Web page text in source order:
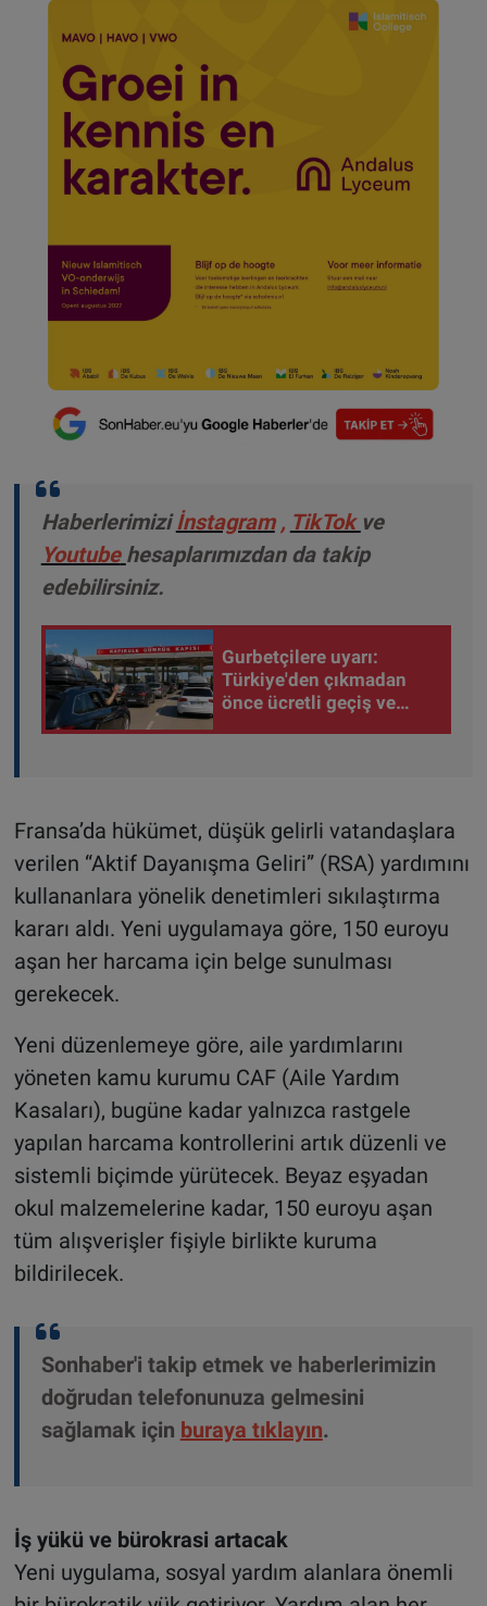
Haberlerimiziİnstagram , TikTok ve
Youtube hesaplarımızdan da takip
edebilirsiniz.
Gurbetçilere uyarı:
Türkiye'den çıkmadan
önce ücretli geçiş ve
Fransa’da hükümet, düşük gelirli vatandaşlara
verilen “Aktif Dayanışma Geliri” (RSA) yardımını
kullananlara yönelik denetimleri sıkılaştırma
kararı aldı. Yeni uygulamaya göre, 150 euroyu
aşan her harcama için belge sunulması
gerekecek.
Yeni düzenlemeye göre, aile yardımlarını
yöneten kamu kurumu CAF (Aile Yardım
Kasaları), bugüne kadar yalnızca rastgele
yapılan harcama kontrollerini artık düzenli ve
sistemli biçimde yürütecek. Beyaz eşyadan
okul malzemelerine kadar, 150 euroyu aşan
tüm alışverişler fişiyle birlikte kuruma
bildirilecek.
Sonhaber'i takip etmek ve haberlerimizin
doğrudan telefonunuza gelmesini
sağlamak için buraya tıklayın.
İş yükü ve bürokrasi artacak
Yeni uygulama, sosyal yardım alanlara önemli